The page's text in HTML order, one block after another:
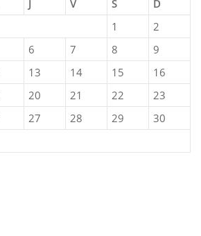
J V S
D
1
2
6 7 8
9
13 14 15
16
20 21 22
23
27 28 29
30